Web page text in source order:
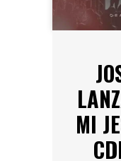
MI